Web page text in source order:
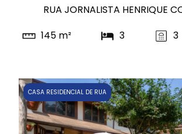
RUA JORNALISTA HENRIQUE
145 m²
3 3
CASA RESIDENCIAL DE RUA